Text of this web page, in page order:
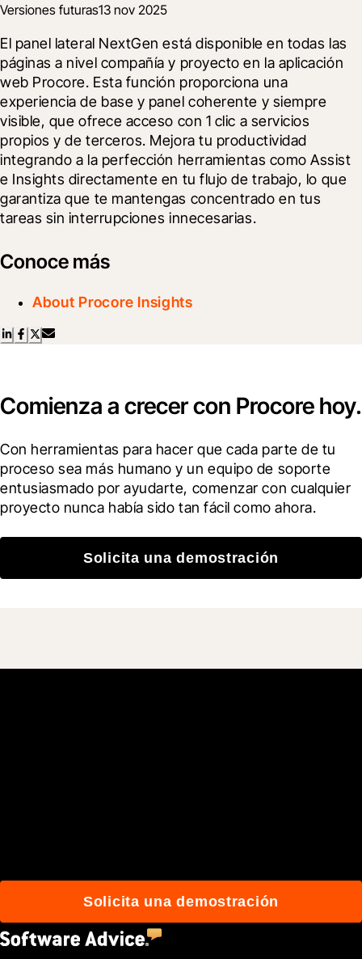
Versiones futuras13 nov 2025
El panel lateral NextGen está disponible en todas las
páginas a nivel compañía y proyecto en la aplicación
web Procore. Esta función proporciona una
experiencia de base y panel coherente y siempre
visible, que ofrece acceso con 1 clic a servicios
propios y de terceros. Mejora tu productividad
integrando a la perfección herramientas como Assist
e Insights directamente en tu flujo de trabajo, lo que
garantiza que te mantengas concentrado en tus
tareas sin interrupciones innecesarias.
Conoce más
About Procore Insights
Comienza a crecer con Procore hoy.
Con herramientas para hacer que cada parte de tu
proceso sea más humano y un equipo de soporte
entusiasmado por ayudarte, comenzar con cualquier
proyecto nunca había sido tan fácil como ahora.
Solicita una demostración
Solicita una demostración